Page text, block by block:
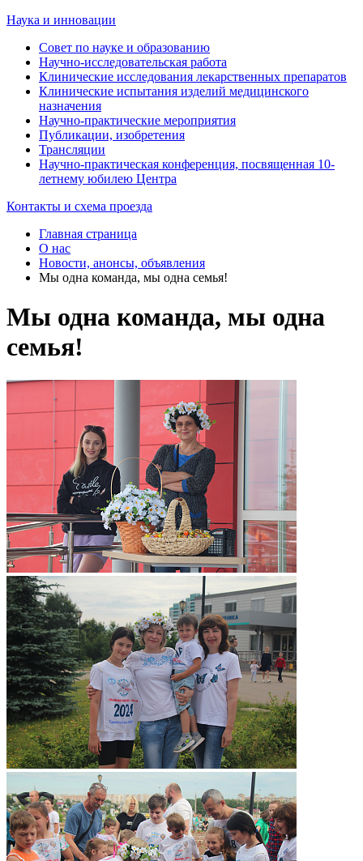
Наука и инновации
Совет по науке и образованию
Научно-исследовательская работа
Клинические исследования лекарственных препаратов
Клинические испытания изделий медицинского
назначения
Научно-практические мероприятия
Публикации, изобретения
Трансляции
Научно-практическая конференция, посвященная 10-
летнему юбилею Центра
Контакты и схема проезда
Главная страница
О нас
Новости, анонсы, объявления
Мы одна команда, мы одна семья!
Мы одна команда, мы одна
семья!